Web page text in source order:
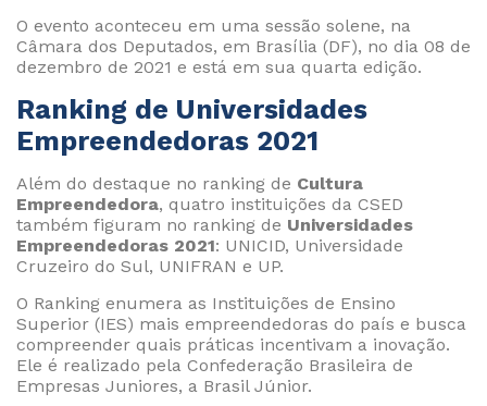
O evento aconteceu em uma sessão solene, na
Câmara dos Deputados, em Brasília (DF), no dia 08 de
dezembro de 2021 e está em sua quarta edição.
Ranking de Universidades
Empreendedoras 2021
Além do destaque no ranking de Cultura
Empreendedora, quatro instituições da CSED
também figuram no ranking de Universidades
Empreendedoras 2021: UNICID, Universidade
Cruzeiro do Sul, UNIFRAN e UP.
O Ranking enumera as Instituições de Ensino
Superior (IES) mais empreendedoras do país e busca
compreender quais práticas incentivam a inovação.
Ele é realizado pela Confederação Brasileira de
Empresas Juniores, a Brasil Júnior.